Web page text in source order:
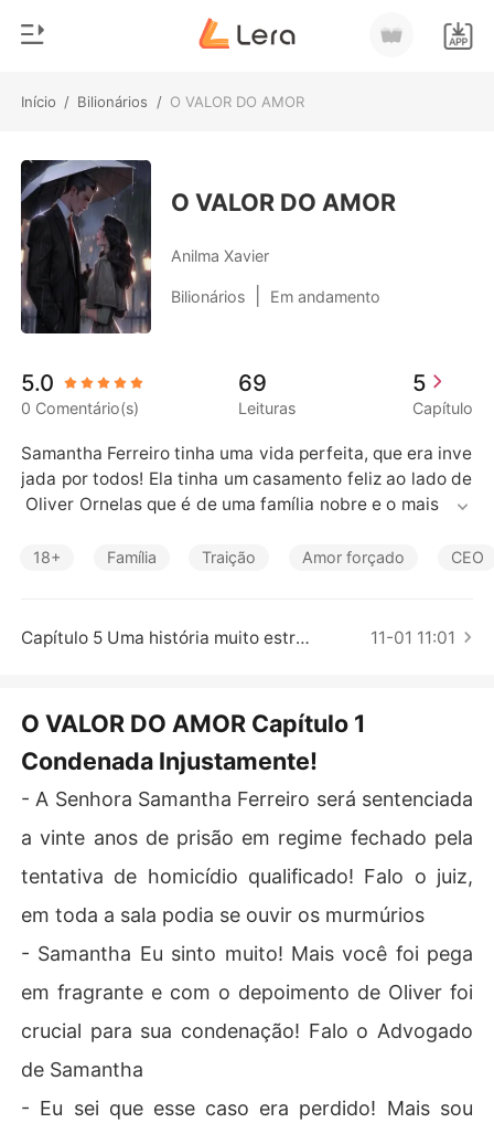
Início / Bilionários / O VALOR DO AMOR
Loja
Histórico
Sair
Baixar App
Gênero
Moderno
Lobisomem
Contos
Bilionários
Contos Curtos
O VALOR DO AMOR
Anilma Xavier
Bilionários Em andamento
5.0
0 Comentário(s)
69
Leituras
5
Capítulo
Samantha Ferreiro tinha uma vida perfeita, que era inve
jada por todos! Ela tinha um casamento feliz ao lado de
Oliver Ornelas que é de uma família nobre e o mais imp
a tudo isso acaba quando Samantha é acusada de um c
Três anos depois ela saiu da prisão, mais ela não era ma
18+ Família Traição Amor forçado CEO
Capítulo 5 Uma história muito estranha 11-01 11:01
O VALOR DO AMOR Capítulo 1
Condenada Injustamente!
- A Senhora Samantha Ferreiro será sentenciada
a vinte anos de prisão em regime fechado pela
tentativa de homicídio qualificado! Falo o juiz,
em toda a sala podia se ouvir os murmúrios
- Samantha Eu sinto muito! Mais você foi pega
em fragrante e com o depoimento de Oliver foi
crucial para sua condenação! Falo o Advogado
de Samantha
- Eu sei que esse caso era perdido! Mais sou